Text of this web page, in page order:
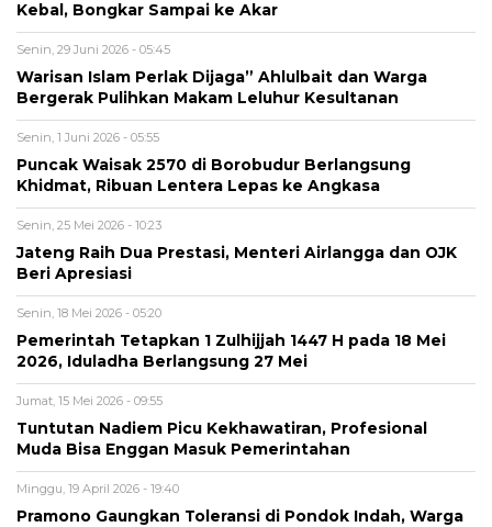
Kebal, Bongkar Sampai ke Akar
Senin, 29 Juni 2026 - 05:45
Warisan Islam Perlak Dijaga” Ahlulbait dan Warga
Bergerak Pulihkan Makam Leluhur Kesultanan
Senin, 1 Juni 2026 - 05:55
Puncak Waisak 2570 di Borobudur Berlangsung
Khidmat, Ribuan Lentera Lepas ke Angkasa
Senin, 25 Mei 2026 - 10:23
Jateng Raih Dua Prestasi, Menteri Airlangga dan OJK
Beri Apresiasi
Senin, 18 Mei 2026 - 05:20
Pemerintah Tetapkan 1 Zulhijjah 1447 H pada 18 Mei
2026, Iduladha Berlangsung 27 Mei
Jumat, 15 Mei 2026 - 09:55
Tuntutan Nadiem Picu Kekhawatiran, Profesional
Muda Bisa Enggan Masuk Pemerintahan
Minggu, 19 April 2026 - 19:40
Pramono Gaungkan Toleransi di Pondok Indah, Warga